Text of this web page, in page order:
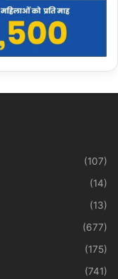
(107)
(14)
(13)
(677)
(175)
(741)